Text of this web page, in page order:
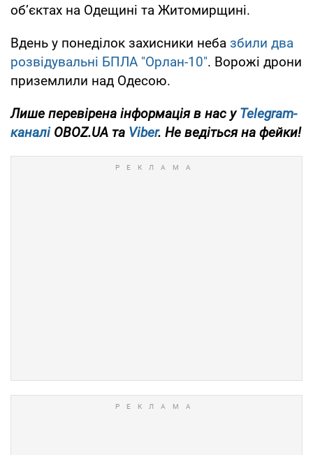
об’єктах на Одещині та Житомирщині.
Вдень у понеділок захисники неба збили два
розвідувальні БПЛА "Орлан-10". Ворожі дрони
приземлили над Одесою.
Лише перевірена інформація в нас уTelegram-
каналіOBOZ.UA та Viber. Не ведіться на фейки!